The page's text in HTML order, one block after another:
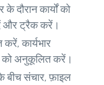
दौरान कार्यों को
और ट्रैक करें।
कार्यभार
को अनुकूलित करें।
बीच संचार, फ़ाइल